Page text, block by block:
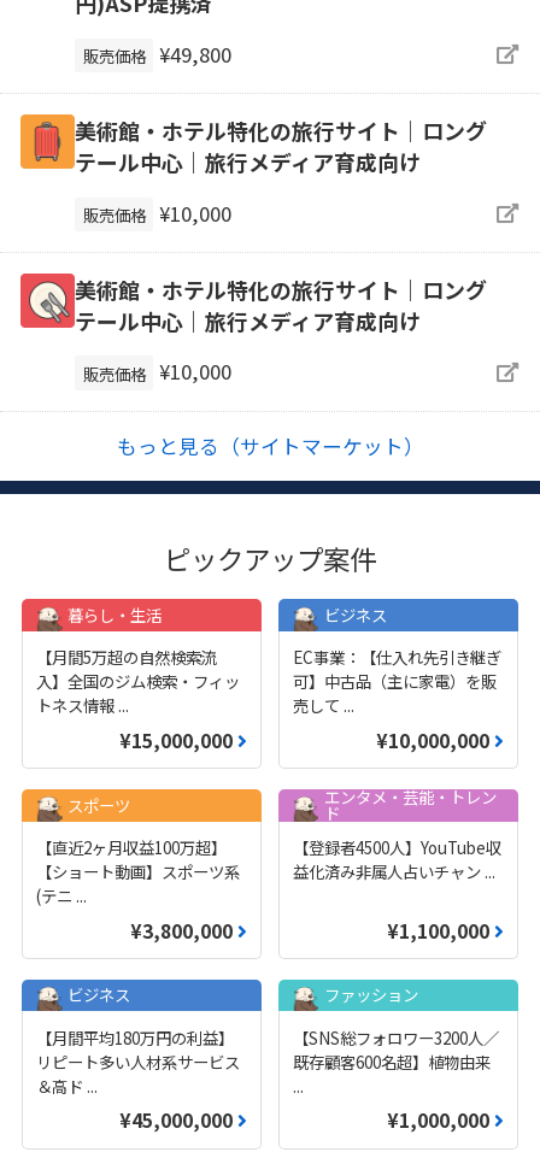
販売価格 ¥49,800
美術館・ホテル特化の旅行サイト｜ロング
テール中心｜旅行メディア育成向け
販売価格 ¥10,000
美術館・ホテル特化の旅行サイト｜ロング
テール中心｜旅行メディア育成向け
販売価格 ¥10,000
もっと見る（サイトマーケット）
ピックアップ案件
暮らし・生活
【月間5万超の自然検索流
入】全国のジム検索・フィッ
トネス情報 ...
¥15,000,000
ビジネス
EC事業：【仕入れ先引き継ぎ
可】中古品（主に家電）を販
売して ...
¥10,000,000
スポーツ
【直近2ヶ月収益100万超】
【ショート動画】スポーツ系
(テニ ...
¥3,800,000
エンタメ・芸能・トレン
ド
【登録者4500人】YouTube収
益化済み非属人占いチャン ...
¥1,100,000
ビジネス
【月間平均180万円の利益】
リピート多い人材系サービス
＆高ド ...
¥45,000,000
ファッション
【SNS総フォロワー3200人／
既存顧客600名超】植物由来
...
¥1,000,000